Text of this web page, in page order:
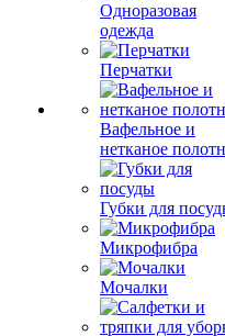
Одноразовая
одежда
Перчатки
Вафельное и
нетканое
Губки для
Микрофибра
Мочалки